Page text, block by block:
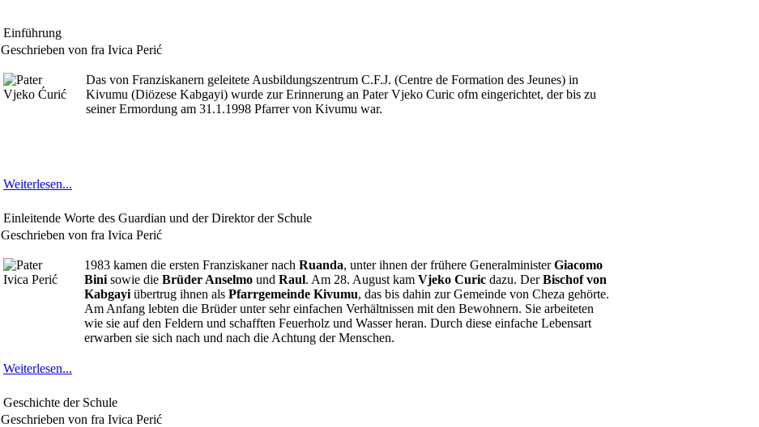
Einführung
Geschrieben von fra Ivica Perić
Das von Franziskanern geleitete Ausbildungszentrum C.F.J. (Centre de Formation des Jeunes) in
Kivumu (Diözese Kabgayi) wurde zur Erinnerung an Pater Vjeko Curic ofm eingerichtet, der bis zu
seiner Ermordung am 31.1.1998 Pfarrer von Kivumu war.
Weiterlesen...
Einleitende Worte des Guardian und der Direktor der Schule
Geschrieben von fra Ivica Perić
1983 kamen die ersten Franziskaner nach Ruanda, unter ihnen der frühere GeneralministerGiacomo
Bini sowie die Brüder Anselmo und Raul. Am 28. August kam Vjeko Curic dazu. DerBischof von
Kabgayi übertrug ihnen als Pfarrgemeinde Kivumu, das bis dahin zur Gemeinde von Cheza gehörte.
Am Anfang lebten die Brüder unter sehr einfachen Verhältnissen mit den Bewohnern. Sie arbeiteten
wie sie auf den Feldern und schafften Feuerholz und Wasser heran. Durch diese einfache Lebensart
erwarben sie sich nach und nach die Achtung der Menschen.
Weiterlesen...
Geschichte der Schule
Geschrieben von fra Ivica Perić